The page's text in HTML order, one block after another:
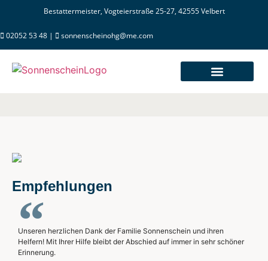
Bestattermeister, Vogteierstraße 25-27, 42555 Velbert
02052 53 48 | sonnenscheinohg@me.com
Empfehlungen
Unseren herzlichen Dank der Familie Sonnenschein und ihren
Helfern! Mit Ihrer Hilfe bleibt der Abschied auf immer in sehr schöner
Erinnerung.